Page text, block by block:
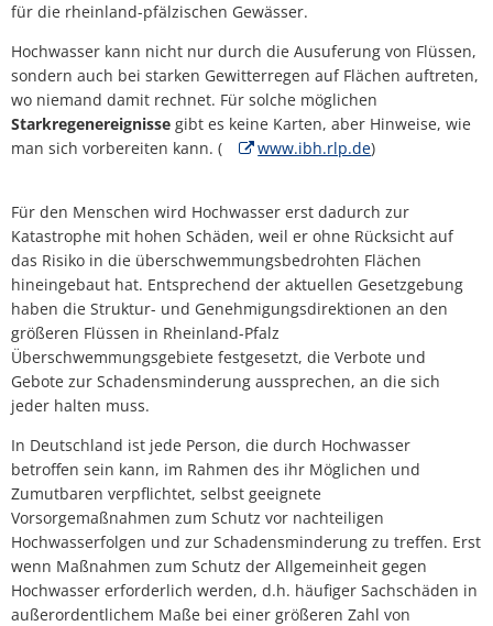
für die rheinland-pfälzischen Gewässer.
Hochwasser kann nicht nur durch die Ausuferung von Flüssen,
sondern auch bei starken Gewitterregen auf Flächen auftreten,
wo niemand damit rechnet. Für solche möglichen
Starkregenereignisse gibt es keine Karten, aber Hinweise, wie
man sich vorbereiten kann. (
www.ibh.rlp.de)
Für den Menschen wird Hochwasser erst dadurch zur
Katastrophe mit hohen Schäden, weil er ohne Rücksicht auf
das Risiko in die überschwemmungsbedrohten Flächen
hineingebaut hat. Entsprechend der aktuellen Gesetzgebung
haben die Struktur- und Genehmigungsdirektionen an den
größeren Flüssen in Rheinland-Pfalz
Überschwemmungsgebiete festgesetzt, die Verbote und
Gebote zur Schadensminderung aussprechen, an die sich
jeder halten muss.
In Deutschland ist jede Person, die durch Hochwasser
betroffen sein kann, im Rahmen des ihr Möglichen und
Zumutbaren verpflichtet, selbst geeignete
Vorsorgemaßnahmen zum Schutz vor nachteiligen
Hochwasserfolgen und zur Schadensminderung zu treffen. Erst
wenn Maßnahmen zum Schutz der Allgemeinheit gegen
Hochwasser erforderlich werden, d.h. häufiger Sachschäden in
außerordentlichem Maße bei einer größeren Zahl von